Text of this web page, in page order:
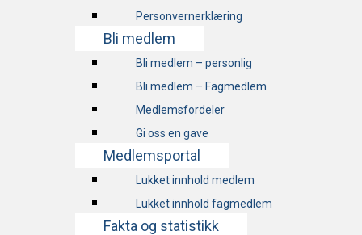
Personvernerklæring
Bli medlem
Bli medlem – personlig
Bli medlem – Fagmedlem
Medlemsfordeler
Gi oss en gave
Medlemsportal
Lukket innhold medlem
Lukket innhold fagmedlem
Fakta og statistikk